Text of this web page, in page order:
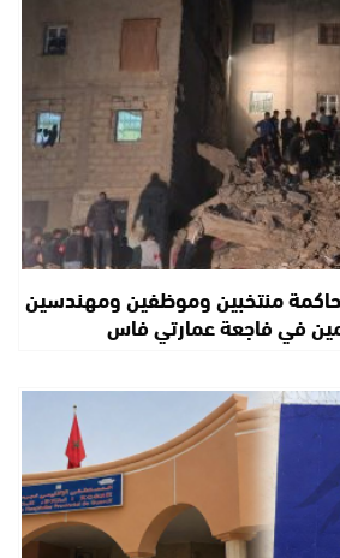
محاكمة منتخبين وموظفين ومهندسين
في فاجعة عمارتي فاس